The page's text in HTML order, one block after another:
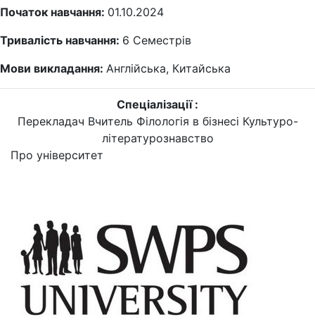
Початок навчання: 01.10.2024
Тривалість навчання: 6 Семестрів
Мови викладання: Англійська, Китайська
Спеціалізації :
Перекладач Вчитель Філологія в бізнесі Культуро-
літературознавство
Про університет